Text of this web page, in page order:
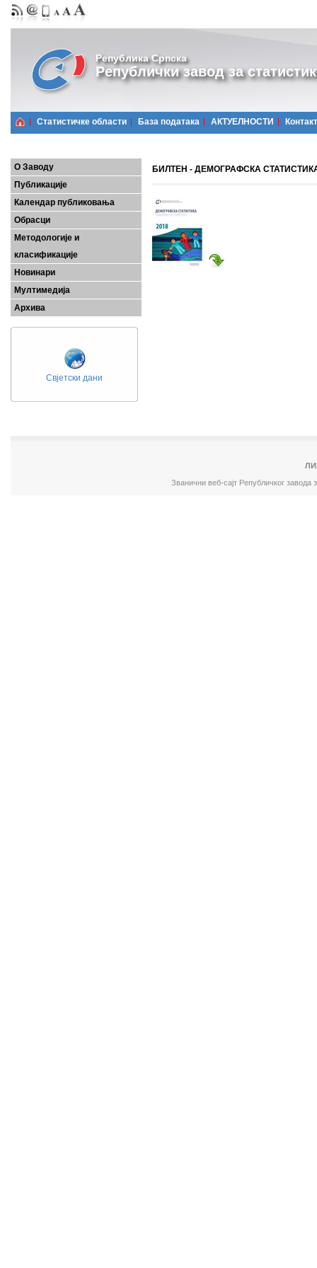
Република Српска
Републички завод за
Статистичке области Базa података АКТУЕЛНОСТИ Контакт
О Заводу
Публикације
Календар публиковања
Обрасци
Методологије и
класификације
Новинари
Мултимедија
Архива
Свјетски дани
БИЛТЕН - ДЕМОГРАФСКА
Званични веб-сајт Републичког